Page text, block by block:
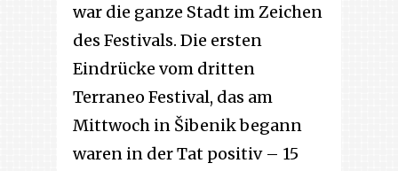
war die ganze Stadt im Zeichen
des Festivals. Die ersten
Eindrücke vom dritten
Terraneo Festival, das am
Mittwoch in Šibenik begann
waren in der Tat positiv – 15